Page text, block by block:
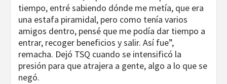
tiempo, entré sabiendo dónde me metía, que era
una estafa piramidal, pero como tenía varios
amigos dentro, pensé que me podía dar tiempo a
entrar, recoger beneficios y salir. Así fue”,
remacha. Dejó TSQ cuando se intensificó la
presión para que atrajera a gente, algo a lo que se
negó.